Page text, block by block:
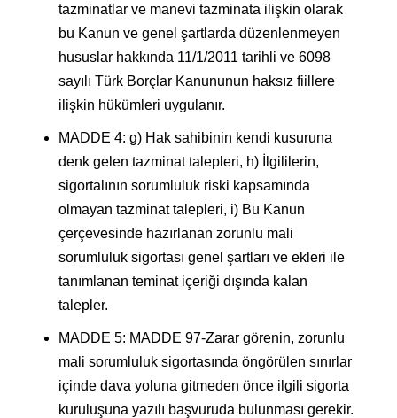
tazminatlar ve manevi tazminata ilişkin olarak
bu Kanun ve genel şartlarda düzenlenmeyen
hususlar hakkında 11/1/2011 tarihli ve 6098
sayılı Türk Borçlar Kanununun haksız fiillere
ilişkin hükümleri uygulanır.
MADDE 4: g) Hak sahibinin kendi kusuruna
denk gelen tazminat talepleri, h) İlgililerin,
sigortalının sorumluluk riski kapsamında
olmayan tazminat talepleri, i) Bu Kanun
çerçevesinde hazırlanan zorunlu mali
sorumluluk sigortası genel şartları ve ekleri ile
tanımlanan teminat içeriği dışında kalan
talepler.
MADDE 5: MADDE 97-Zarar görenin, zorunlu
mali sorumluluk sigortasında öngörülen sınırlar
içinde dava yoluna gitmeden önce ilgili sigorta
kuruluşuna yazılı başvuruda bulunması gerekir.